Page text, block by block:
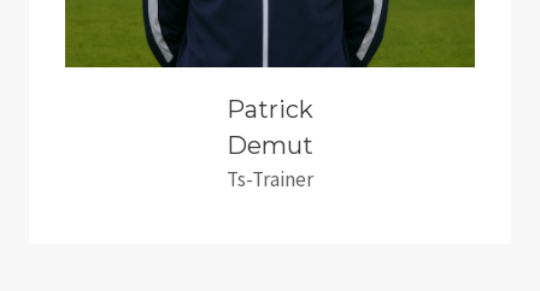
Patrick
Demut
Ts-Trainer